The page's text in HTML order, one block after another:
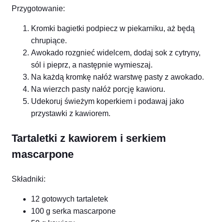
Przygotowanie:
Kromki bagietki podpiecz w piekarniku, aż będą
chrupiące.
Awokado rozgnieć widelcem, dodaj sok z cytryny,
sól i pieprz, a następnie wymieszaj.
Na każdą kromkę nałóż warstwę pasty z awokado.
Na wierzch pasty nałóż porcję kawioru.
Udekoruj świeżym koperkiem i podawaj jako
przystawki z kawiorem.
Tartaletki z kawiorem i serkiem
mascarpone
Składniki:
12 gotowych tartaletek
100 g serka mascarpone